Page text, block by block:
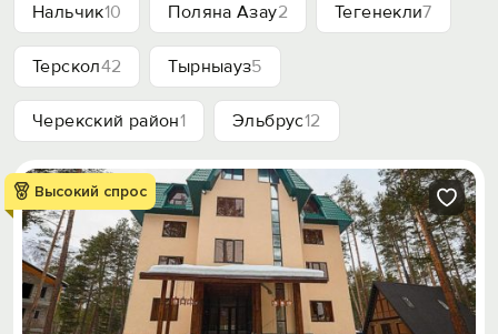
Нальчик10 Поляна Азау2 Тегенекли7
Терскол42 Тырныауз5
Черекский район1 Эльбрус12
Высокий спрос